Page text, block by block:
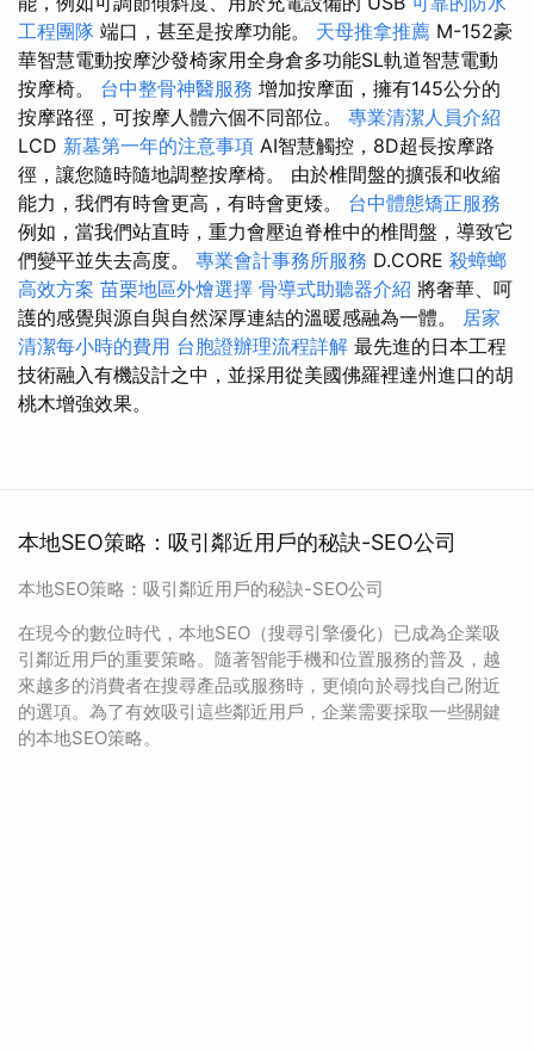
工程團隊 端口，甚至是按摩功能。 天母推拿推薦 M-152豪
華智慧電動按摩沙發椅家用全身倉多功能SL軌道智慧電動
按摩椅。 台中整骨神醫服務 增加按摩面，擁有145公分的
按摩路徑，可按摩人體六個不同部位。 專業清潔人員介紹
LCD 新墓第一年的注意事項 AI智慧觸控，8D超長按摩路
徑，讓您隨時隨地調整按摩椅。 由於椎間盤的擴張和收縮
能力，我們有時會更高，有時會更矮。 台中體態矯正服務
例如，當我們站直時，重力會壓迫脊椎中的椎間盤，導致它
們變平並失去高度。 專業會計事務所服務 D.CORE 殺蟑螂
高效方案 苗栗地區外燴選擇 骨導式助聽器介紹 將奢華、呵
護的感覺與源自與自然深厚連結的溫暖感融為一體。 居家
清潔每小時的費用 台胞證辦理流程詳解 最先進的日本工程
技術融入有機設計之中，並採用從美國佛羅裡達州進口的胡
桃木增強效果。
本地SEO策略：吸引鄰近用戶的秘訣-SEO公司
本地SEO策略：吸引鄰近用戶的秘訣-SEO公司
在現今的數位時代，本地SEO（搜尋引擎優化）已成為企業吸
引鄰近用戶的重要策略。隨著智能手機和位置服務的普及，越
來越多的消費者在搜尋產品或服務時，更傾向於尋找自己附近
的選項。為了有效吸引這些鄰近用戶，企業需要採取一些關鍵
的本地SEO策略。